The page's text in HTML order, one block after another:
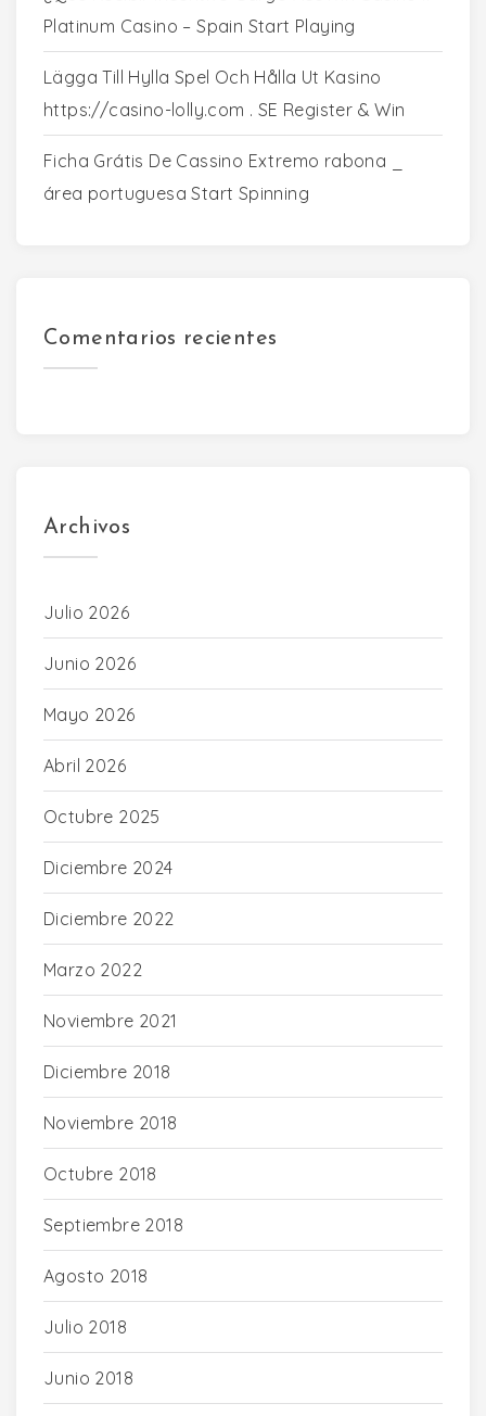
Platinum Casino – Spain Start Playing
Lägga Till Hylla Spel Och Hålla Ut Kasino
https://casino-lolly.com . SE Register & Win
Ficha Grátis De Cassino Extremo rabona _
área portuguesa Start Spinning
Comentarios recientes
Archivos
Julio 2026
Junio 2026
Mayo 2026
Abril 2026
Octubre 2025
Diciembre 2024
Diciembre 2022
Marzo 2022
Noviembre 2021
Diciembre 2018
Noviembre 2018
Octubre 2018
Septiembre 2018
Agosto 2018
Julio 2018
Junio 2018